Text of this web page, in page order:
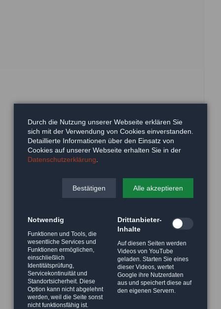
Durch die Nutzung unserer Webseite erklären Sie
sich mit der Verwendung von Cookies einverstanden.
Detaillierte Informationen über den Einsatz von
Cookies auf unserer Webseite erhalten Sie in der
Datenschutzerklärung.
Bestätigen Alle akzeptieren
Notwendig
Funktionen und Tools, die
wesentliche Services und
Funktionen ermöglichen,
einschließlich
Identitätsprüfung,
Servicekontinuität und
Standortsicherheit. Diese
Option kann nicht abgelehnt
werden, weil die Seite sonst
nicht funktionsfähig ist.
Drittanbieter-
Inhalte
Auf diesen Seiten werden
Videos von YouTube
geladen. Starten Sie eines
dieser Videos, wertet
Google ihre Nutzerdaten
aus und speichert diese auf
den eigenen Servern.